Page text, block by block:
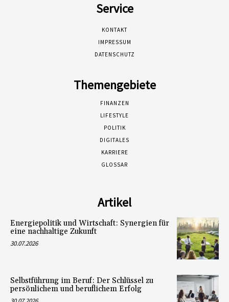
Service
KONTAKT
IMPRESSUM
DATENSCHUTZ
Themengebiete
FINANZEN
LIFESTYLE
POLITIK
DIGITALES
KARRIERE
GLOSSAR
Artikel
Energiepolitik und Wirtschaft: Synergien für
eine nachhaltige Zukunft
30.07.2026
Selbstführung im Beruf: Der Schlüssel zu
persönlichem und beruflichem Erfolg